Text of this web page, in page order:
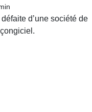
d’une société de